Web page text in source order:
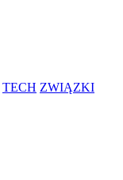
TECH ZWIĄZKI